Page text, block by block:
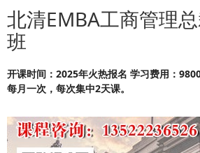
北清EMBA工商管理
班
开课时间：2025年火热报名 学习费用：
每月一次，每次集中2天课。